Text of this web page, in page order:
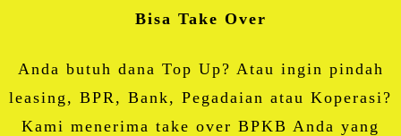
Bisa Take Over
Anda butuh dana Top Up? Atau ingin pindah
leasing, BPR, Bank, Pegadaian atau Koperasi?
Kami menerima take over BPKB Anda yang